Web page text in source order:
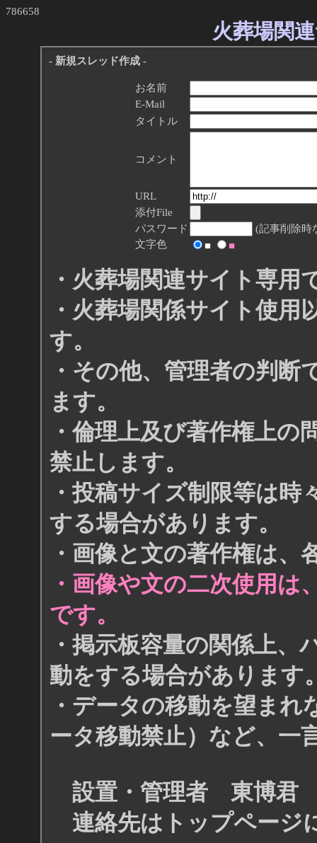
786658
火葬場関
- 新規スレッド作成 -
お名前
E-Mail
タイトル
コメント
URL
添付File
パスワード
(記事削除時
文字色
■ ■
・火葬場関連サイト専用
・火葬場関係サイト使
す。
・その他、管理者の判
ます。
・倫理上及び著作権上
禁止します。
・投稿サイズ制限等は
する場合があります。
・画像と文の著作権は、
・画像や文の二次使用は
です。
・掲示板容量の関係上
動をする場合があります
・データの移動を望ま
ータ移動禁止）など、一
設置・管理者 東博君
連絡先はトップページ